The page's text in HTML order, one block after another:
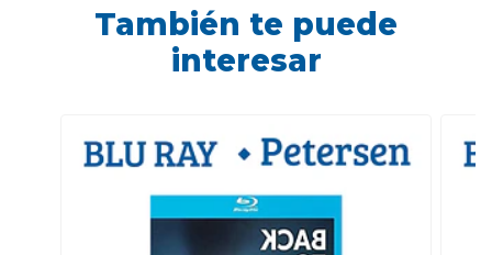
También te puede
interesar